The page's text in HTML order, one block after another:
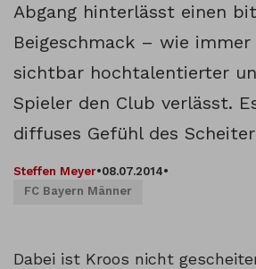
Abgang hinterlässt einen
Beigeschmack – wie
sichtbar hochtalentierter
Spieler den Club verlässt.
diffuses Gefühl des
Steffen Meyer•08.07.2014•
FC Bayern Männer
Dabei ist Kroos nicht